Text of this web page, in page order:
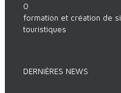
0
formation et création de
touristiques
DERNIÈRES NEWS